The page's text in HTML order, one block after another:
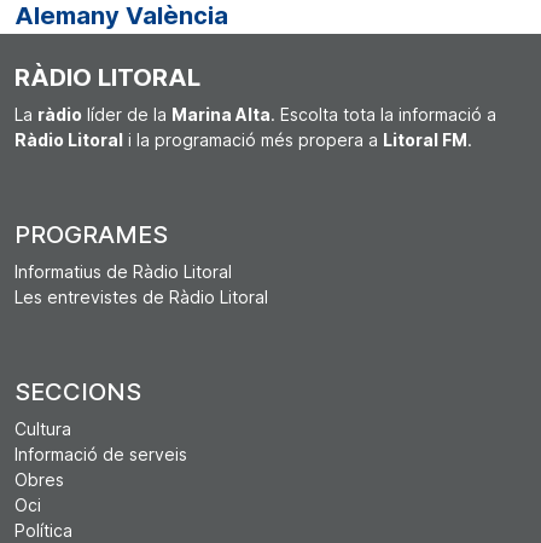
Alemany València
RÀDIO LITORAL
La ràdio líder de la Marina Alta. Escolta tota la informació a
Ràdio Litoral i la programació més propera a Litoral FM.
PROGRAMES
Informatius de Ràdio Litoral
Les entrevistes de Ràdio Litoral
SECCIONS
Cultura
Informació de serveis
Obres
Oci
Política